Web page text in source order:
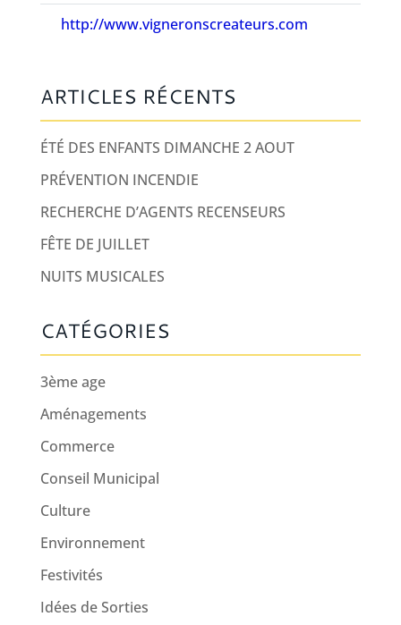
http://www.vigneronscreateurs.com
ARTICLES RÉCENTS
ÉTÉ DES ENFANTS DIMANCHE 2 AOUT
PRÉVENTION INCENDIE
RECHERCHE D’AGENTS RECENSEURS
FÊTE DE JUILLET
NUITS MUSICALES
CATÉGORIES
3ème age
Aménagements
Commerce
Conseil Municipal
Culture
Environnement
Festivités
Idées de Sorties